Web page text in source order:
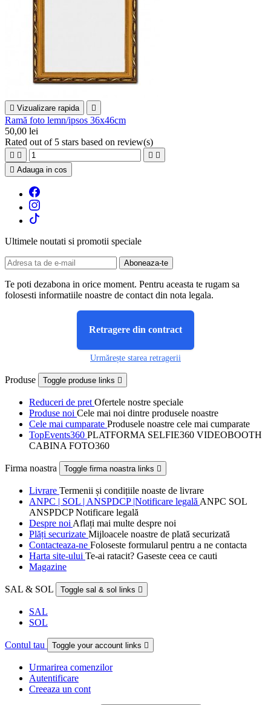
 Vizualizare rapida 
Ramă foto lemn/ipsos 36x46cm
50,00 lei
Rated out of 5 stars based on review(s)
   
 Adauga in cos
Ultimele noutati si promotii speciale
Te poti dezabona in orice moment. Pentru aceasta te rugam sa
folosesti informatiile noastre de contact din nota legala.
Retragere din contract
Urmărește starea retragerii
Produse Toggle produse links 
Reduceri de pret Ofertele nostre speciale
Produse noi Cele mai noi dintre produsele noastre
Cele mai cumparate Produsele noastre cele mai cumparate
TopEvents360 PLATFORMA SELFIE360 VIDEOBOOTH
CABINA FOTO360
Firma noastra Toggle firma noastra links 
Livrare Termenii și condițiile noaste de livrare
ANPC | SOL | ANSPDCP |Notificare legală ANPC SOL
ANSPDCP Notificare legală
Despre noi Aflați mai multe despre noi
Plăți securizate Mijloacele noastre de plată securizată
Contacteaza-ne Foloseste formularul pentru a ne contacta
Harta site-ului Te-ai ratacit? Gaseste ceea ce cauti
Magazine
SAL & SOL Toggle sal & sol links 
SAL
SOL
Contul tau Toggle your account links 
Urmarirea comenzilor
Autentificare
Creeaza un cont